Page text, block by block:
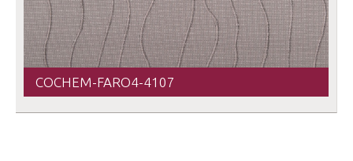
COCHEM-FARO4-4107